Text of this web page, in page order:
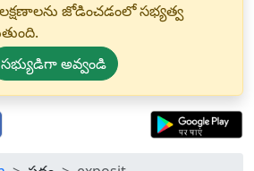
జోడించడంలో సభ్యత్వ
సభ్యుడిగా అవ్వండి